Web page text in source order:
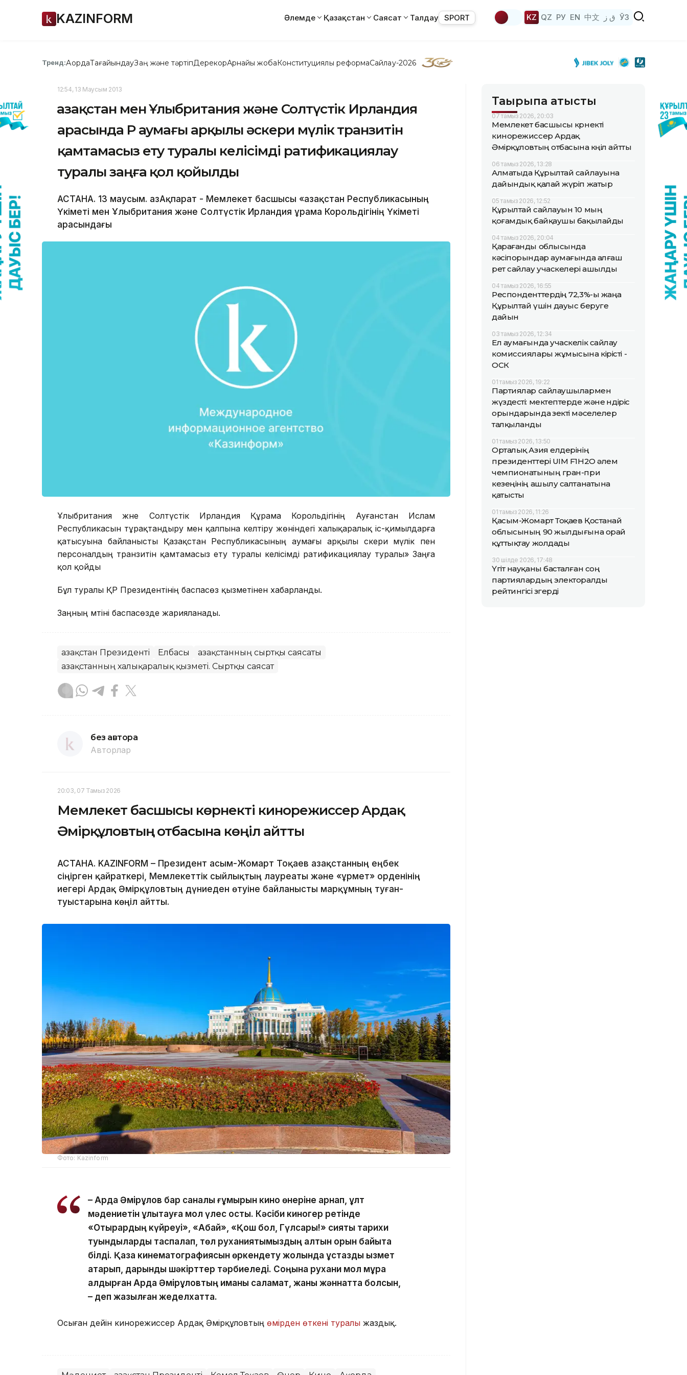
KAZINFORM Әлемде Қазақстан Саясат Талдау SPORT KZ QZ РУ EN 中文 ق ز ЎЗ
Тренд:АқордаТағайындауЗаң және тәртіпДерекқорАрнайы жобаКонституциялық реформаСайлау-2026
12:54, 13 Маусым 2013
Қазақстан мен Ұлыбритания және Солтүстік Ирландия
арасында ҚР аумағы арқылы әскери мүлік транзитін
қамтамасыз ету туралы келісімді ратификациялау
туралы заңға қол қойылды
АСТАНА. 13 маусым. ҚазАқпарат - Мемлекет басшысы «Қазақстан Республикасының
Үкіметі мен Ұлыбритания және Солтүстік Ирландия Құрама Корольдігінің Үкіметі
арасындағы
Ұлыбритания және Солтүстік Ирландия Құрама Корольдігінің Ауғанстан Ислам
Республикасын тұрақтандыру мен қалпына келтіру жөніндегі халықаралық іс-қимылдарға
қатысуына байланысты Қазақстан Республикасының аумағы арқылы әскери мүлік пен
персоналдың транзитін қамтамасыз ету туралы келісімді ратификациялау туралы» Заңға
қол қойды
Бұл туралы ҚР Президентінің баспасөз қызметінен хабарланды.
Заңның мәтіні баспасөзде жарияланады.
Қазақстан Президенті Елбасы
Қазақстанның сыртқы саясаты
Қазақстанның халықаралық қызметі. Сыртқы саясат
без автора
Авторлар
20:03, 07 Тамыз 2026
Мемлекет басшысы көрнекті кинорежиссер Ардақ
Әмірқұловтың отбасына көңіл айтты
АСТАНА. KAZINFORM – Президент Қасым-Жомарт Тоқаев Қазақстанның еңбек
сіңірген қайраткері, Мемлекеттік сыйлықтың лауреаты және «Құрмет» орденінің
иегері Ардақ Әмірқұловтың дүниеден өтуіне байланысты марқұмның туған-
туыстарына көңіл айтты.
Фото: Kazinform
– Ардақ Әмірқұлов бар саналы ғұмырын кино өнеріне арнап, ұлт
мәдениетін ұлықтауға мол үлес қосты. Кәсіби киногер ретінде
«Отырардың күйреуі», «Абай», «Қош бол, Гүлсары!» сияқты тарихи
туындыларды таспалап, төл руханиятымыздың алтын қорын байыта
білді. Қазақ кинематографиясын өркендету жолында ұстаздық қызмет
атқарып, дарынды шәкірттер тәрбиеледі. Соңына рухани мол мұра
қалдырған Ардақ Әмірқұловтың иманы саламат, жаны жәннатта болсын,
– деп жазылған жеделхатта.
Осыған дейін кинорежиссер Ардақ Әмірқұловтың өмірден өткені туралы жаздық.
Тақырыпқа қатысты
07 тамыз 2026, 20:03
Мемлекет басшысы көрнекті
кинорежиссер Ардақ
Әмірқұловтың отбасына көңіл айтты
06 тамыз 2026, 13:28
Алматыда Құрылтай сайлауына
дайындық қалай жүріп жатыр
05 тамыз 2026, 12:52
Құрылтай сайлауын 10 мың
қоғамдық байқаушы бақылайды
04 тамыз 2026, 20:04
Қарағанды облысында
кәсіпорындар аумағында алғаш
рет сайлау учаскелері ашылды
04 тамыз 2026, 16:55
Респонденттердің 72,3%-ы жаңа
Құрылтай үшін дауыс беруге
дайын
03 тамыз 2026, 12:34
Ел аумағында учаскелік сайлау
комиссиялары жұмысына кірісті -
ОСК
01 тамыз 2026, 19:22
Партиялар сайлаушылармен
жүздесті: мектептерде және өндіріс
орындарында өзекті мәселелер
талқыланды
01 тамыз 2026, 13:50
Орталық Азия елдерінің
президенттері UIM F1H2O әлем
чемпионатының гран-при
кезеңінің ашылу салтанатына
қатысты
01 тамыз 2026, 11:26
Қасым-Жомарт Тоқаев Қостанай
облысының 90 жылдығына орай
құттықтау жолдады
30 шілде 2026, 17:48
Үгіт науқаны басталған соң
партиялардың электоралды
рейтингісі өзгерді